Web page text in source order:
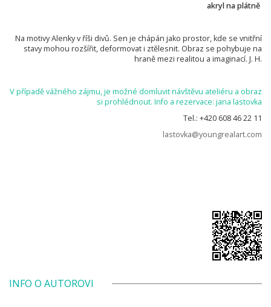
akryl na plátně
Na motivy Alenky v říši divů. Sen je chápán jako prostor, kde se vnitřní
stavy mohou rozšířit, deformovat i ztělesnit. Obraz se pohybuje na
hraně mezi realitou a imaginací. J. H.
V případě vážného zájmu, je možné domluvit návštěvu ateliéru a obraz
si prohlédnout. Info a rezervace: jana lastovka
Tel.: +420 608 46 22 11
lastovka@youngrealart.com
INFO O AUTOROVI